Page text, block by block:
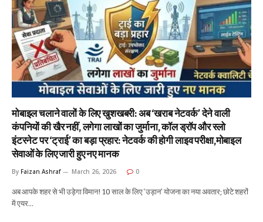
मोबाइल चलाने वालों के लिए खुशखबरी: अब ‘खराब नेटवर्क’ देने वाली
कंपनियों की खैर नहीं, लगेगा लाखों का जुर्माना, कॉल ड्रॉप और स्लो
इंटरनेट पर ‘ट्राई’ का बड़ा प्रहार: नेटवर्क की होगी लाइव परीक्षा,मोबाइल
सेवाओं के लिए जारी हुए नए मानक
By Faizan Ashraf March 26, 2026 0
अब आपके शहर से भी उड़ेगा विमान! 10 साल के लिए ‘उड़ान’ योजना का नया अवतार; छोटे शहरों
में एयर…